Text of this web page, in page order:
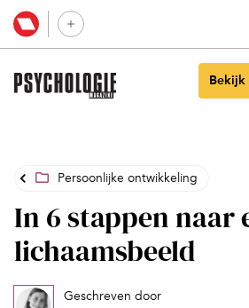
Bekijk
Persoonlijke ontwikkeling
In 6 stappen naar
lichaamsbeeld
Geschreven door